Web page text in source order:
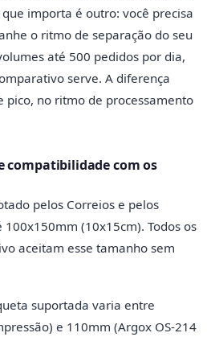
importa é outro: você precisa
o ritmo de separação do seu
até 500 pedidos por dia,
serve. A diferença
pico, no ritmo de processamento
compatibilidade com os
pelos Correios e pelos
(10x15cm). Todos os
aceitam esse tamanho sem
suportada varia entre
e 110mm (Argox OS-214